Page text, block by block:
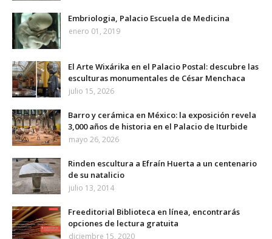
Embriologia, Palacio Escuela de Medicina
enero 01, 2019
El Arte Wixárika en el Palacio Postal: descubre las
esculturas monumentales de César Menchaca
julio 15, 2026
Barro y cerámica en México: la exposición revela
3,000 años de historia en el Palacio de Iturbide
mayo 26, 2026
Rinden escultura a Efraín Huerta a un centenario
de su natalicio
julio 13, 2014
Freeditorial Biblioteca en línea, encontrarás
opciones de lectura gratuita
diciembre 15, 2020